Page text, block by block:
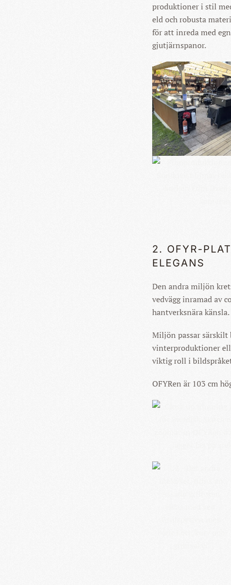
produktioner i stil
eld och robusta
för att inreda med
gjutjärnspanor.
KLICKA
STÖRRE
2. OFYR-
ELEGANS
Den andra miljön
vedvägg inramad av
hantverksnära känsla.
Miljön passar särskilt
vinterproduktioner
viktig roll i
OFYRen är 103 cm